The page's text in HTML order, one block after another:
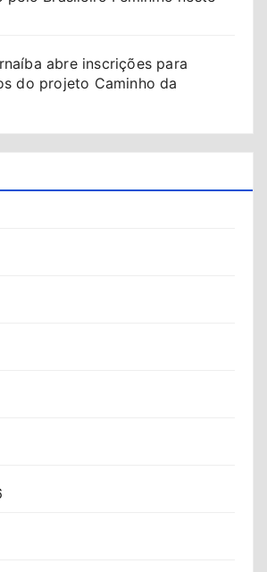
abre inscrições para
do projeto Caminho da